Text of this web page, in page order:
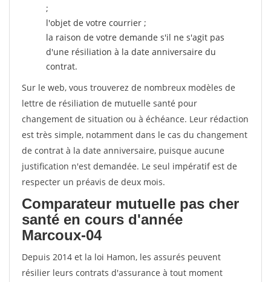
;
l'objet de votre courrier ;
la raison de votre demande s'il ne s'agit pas
d'une résiliation à la date anniversaire du
contrat.
Sur le web, vous trouverez de nombreux modèles de
lettre de résiliation de mutuelle santé pour
changement de situation ou à échéance. Leur rédaction
est très simple, notamment dans le cas du changement
de contrat à la date anniversaire, puisque aucune
justification n'est demandée. Le seul impératif est de
respecter un préavis de deux mois.
Comparateur mutuelle pas cher
santé en cours d'année
Marcoux-04
Depuis 2014 et la loi Hamon, les assurés peuvent
résilier leurs contrats d'assurance à tout moment